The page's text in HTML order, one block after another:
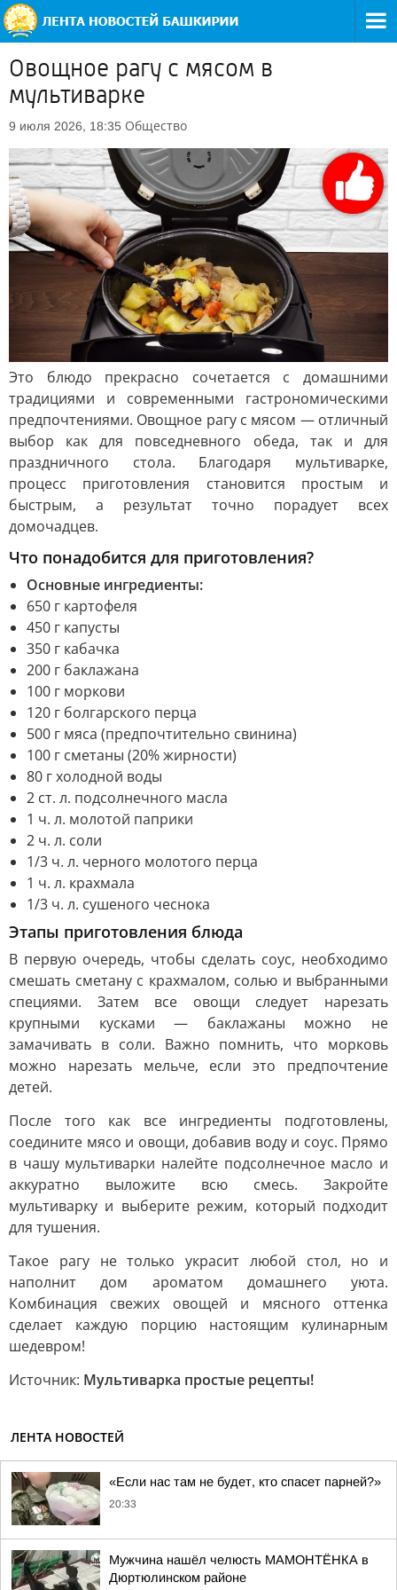
Овощное рагу с мясом в
мультиварке
9 июля 2026, 18:35 Общество
Это блюдо прекрасно сочетается с домашними
традициями и современными гастрономическими
предпочтениями. Овощное рагу с мясом — отличный
выбор как для повседневного обеда, так и для
праздничного стола. Благодаря мультиварке,
процесс приготовления становится простым и
быстрым, а результат точно порадует всех
домочадцев.
Что понадобится для приготовления?
Основные ингредиенты:
650 г картофеля
450 г капусты
350 г кабачка
200 г баклажана
100 г моркови
120 г болгарского перца
500 г мяса (предпочтительно свинина)
100 г сметаны (20% жирности)
80 г холодной воды
2 ст. л. подсолнечного масла
1 ч. л. молотой паприки
2 ч. л. соли
1/3 ч. л. черного молотого перца
1 ч. л. крахмала
1/3 ч. л. сушеного чеснока
Этапы приготовления блюда
В первую очередь, чтобы сделать соус, необходимо
смешать сметану с крахмалом, солью и выбранными
специями. Затем все овощи следует нарезать
крупными кусками — баклажаны можно не
замачивать в соли. Важно помнить, что морковь
можно нарезать мельче, если это предпочтение
детей.
После того как все ингредиенты подготовлены,
соедините мясо и овощи, добавив воду и соус. Прямо
в чашу мультиварки налейте подсолнечное масло и
аккуратно выложите всю смесь. Закройте
мультиварку и выберите режим, который подходит
для тушения.
Такое рагу не только украсит любой стол, но и
наполнит дом ароматом домашнего уюта.
Комбинация свежих овощей и мясного оттенка
сделает каждую порцию настоящим кулинарным
шедевром!
Источник: Мультиварка простые рецепты!
ЛЕНТА НОВОСТЕЙ
«Если нас там не будет, кто спасет парней?»
20:33
Мужчина нашёл челюсть МАМОНТЁНКА в
Дюртюлинском районе